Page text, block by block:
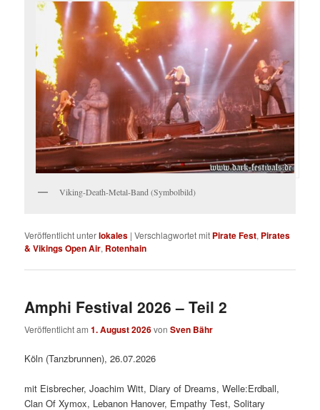
Viking-Death-Metal-Band (Symbolbild)
Veröffentlicht unterlokales |Verschlagwortet mit Pirate Fest, Pirates
& Vikings Open Air, Rotenhain
Amphi Festival 2026 – Teil 2
Veröffentlicht am1. August 2026vonSven Bähr
Köln (Tanzbrunnen), 26.07.2026
mit Eisbrecher, Joachim Witt, Diary of Dreams, Welle:Erdball,
Clan Of Xymox, Lebanon Hanover, Empathy Test, Solitary